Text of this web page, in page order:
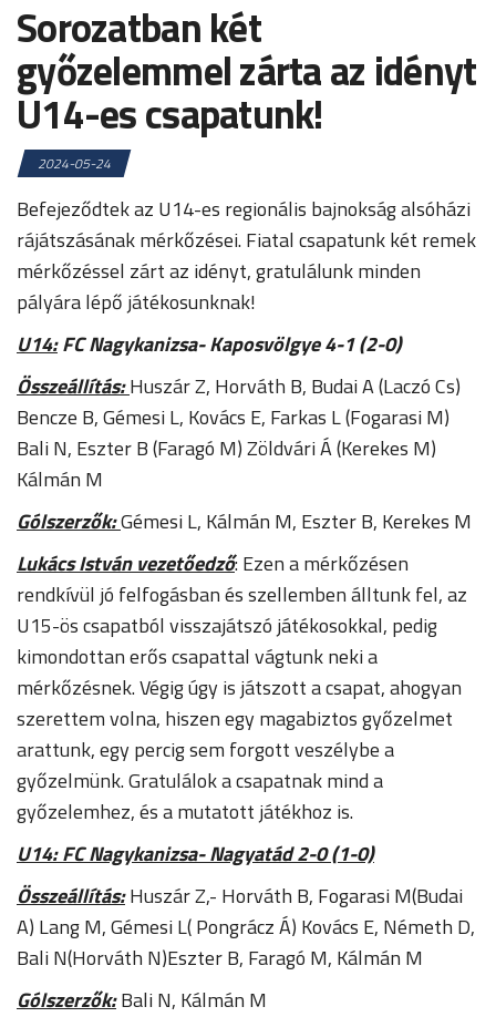
Sorozatban két
győzelemmel zárta az idényt
U14-es csapatunk!
2024-05-24
Befejeződtek az U14-es regionális bajnokság alsóházi
rájátszásának mérkőzései. Fiatal csapatunk két remek
mérkőzéssel zárt az idényt, gratulálunk minden
pályára lépő játékosunknak!
U14:FC Nagykanizsa- Kaposvölgye 4-1 (2-0)
Összeállítás:Huszár Z, Horváth B, Budai A (Laczó Cs)
Bencze B, Gémesi L, Kovács E, Farkas L (Fogarasi M)
Bali N, Eszter B (Faragó M) Zöldvári Á (Kerekes M)
Kálmán M
Gólszerzők:Gémesi L, Kálmán M, Eszter B, Kerekes M
Lukács István vezetőedző: Ezen a mérkőzésen
rendkívül jó felfogásban és szellemben álltunk fel, az
U15-ös csapatból visszajátszó játékosokkal, pedig
kimondottan erős csapattal vágtunk neki a
mérkőzésnek. Végig úgy is játszott a csapat, ahogyan
szerettem volna, hiszen egy magabiztos győzelmet
arattunk, egy percig sem forgott veszélybe a
győzelmünk. Gratulálok a csapatnak mind a
győzelemhez, és a mutatott játékhoz is.
U14: FC Nagykanizsa- Nagyatád 2-0 (1-0)
Összeállítás:Huszár Z,- Horváth B, Fogarasi M(Budai
A) Lang M, Gémesi L( Pongrácz Á) Kovács E, Németh D,
Bali N(Horváth N)Eszter B, Faragó M, Kálmán M
Gólszerzők:Bali N, Kálmán M